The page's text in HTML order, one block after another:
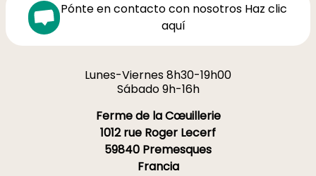
Pónte en contacto con nosotros Haz clic
aquí
Lunes-Viernes 8h30-19h00
Sábado 9h-16h
Ferme de la Cœuillerie
1012 rue Roger Lecerf
59840 Premesques
Francia